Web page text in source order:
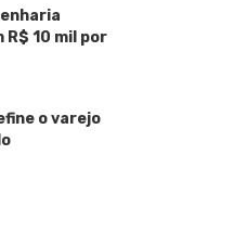
10 mil por
o varejo